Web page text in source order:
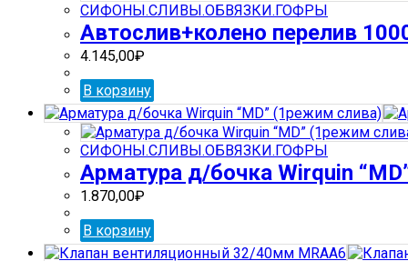
СИФОНЫ.СЛИВЫ.ОБВЯЗКИ.ГОФРЫ
Автослив+колено перелив
4.145,00₽
В корзину
СИФОНЫ.СЛИВЫ.ОБВЯЗКИ.ГОФРЫ
Арматура д/бочка Wirquin
1.870,00₽
В корзину